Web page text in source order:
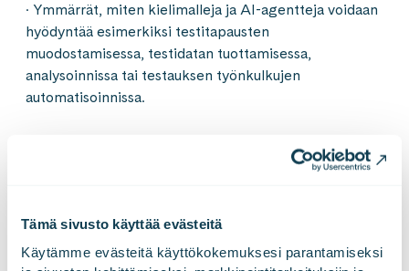
Tämä sivusto käyttää evästeitä
Käytämme evästeitä käyttökokemuksesi parantamiseksi
· Ymmärrät, miten kielimalleja ja AI-agentteja voidaan
hyödyntää esimerkiksi testitapausten
muodostamisessa, testidatan tuottamisessa,
analysoinnissa tai testauksen työnkulkujen
automatisoinnissa.
· Osaat arvioida, missä tekoäly tuo testaukseen aitoa
lisäarvoa, ja missä perinteisemmät ratkaisut ovat
· Eduksi katsomme kokemuksen
suorituskykytestauksesta, pilvipalveluista sekä AI-